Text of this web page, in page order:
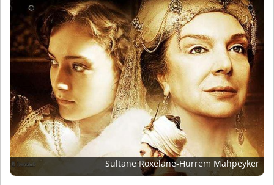
Sultane Roxelane-Hurrem Mahpeyker